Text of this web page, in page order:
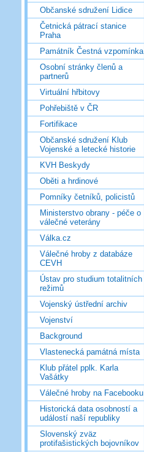
Občanské sdružení Lidice
Četnická pátrací stanice
Praha
Památník Čestná vzpomínka
Osobní stránky členů a
partnerů
Virtuální hřbitovy
Pohřebiště v ČR
Fortifikace
Občanské sdružení Klub
Vojenské a letecké historie
KVH Beskydy
Oběti a hrdinové
Pomníky četníků, policistů
Ministerstvo obrany - péče o
válečné veterány
Válka.cz
Válečné hroby z databáze
CEVH
Ústav pro studium totalitních
režimů
Vojenský ústřední archiv
Vojenství
Background
Vlastenecká památná místa
Klub přátel pplk. Karla
Vašátky
Válečné hroby na Facebooku
Historická data osobností a
událostí naší republiky
Slovenský zväz
protifašistických bojovníkov